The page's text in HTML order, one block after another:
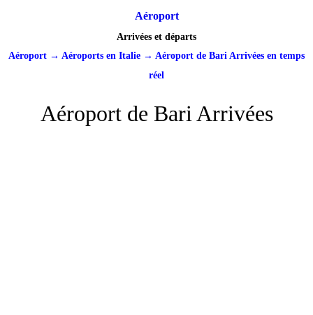
Aéroport
Arrivées et départs
Aéroport → Aéroports en Italie → Aéroport de Bari Arrivées en temps
réel
Aéroport de Bari Arrivées